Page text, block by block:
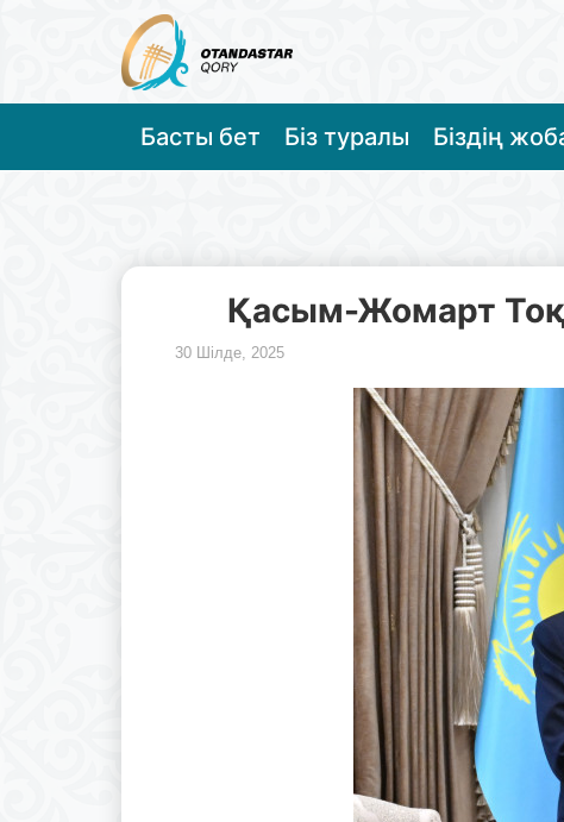
Басты бет Біз туралы Біздің
Қасым-Жомарт
30 Шілде, 2025